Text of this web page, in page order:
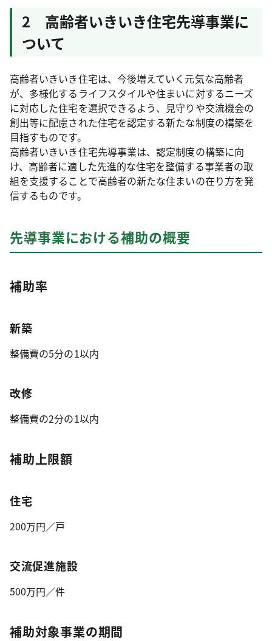
2 高齢者いきいき住宅先導事業に
ついて
高齢者いきいき住宅は、今後増えていく元気な高齢者
が、多様化するライフスタイルや住まいに対するニーズ
に対応した住宅を選択できるよう、見守りや交流機会の
創出等に配慮された住宅を認定する新たな制度の構築を
目指すものです。
高齢者いきいき住宅先導事業は、認定制度の構築に向
け、高齢者に適した先進的な住宅を整備する事業者の取
組を支援することで高齢者の新たな住まいの在り方を発
信するものです。
先導事業における補助の概要
補助率
新築
整備費の5分の1以内
改修
整備費の2分の1以内
補助上限額
住宅
200万円／戸
交流促進施設
500万円／件
補助対象事業の期間